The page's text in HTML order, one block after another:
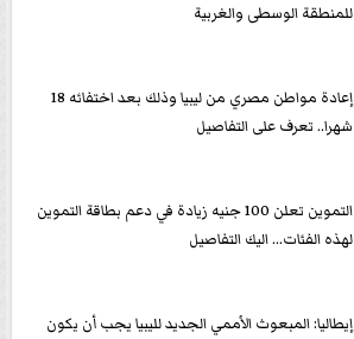
للمنطقة الوسطى والغربية
إعادة مواطن مصري من ليبيا وذلك بعد اختفائه 18
شهرا.. تعرف على التفاصيل
التموين تعلن 100 جنيه زيادة في دعم بطاقة التموين
لهذه الفئات... اليك التفاصيل
إيطاليا: المبعوث الأممي الجديد لليبيا يجب أن يكون